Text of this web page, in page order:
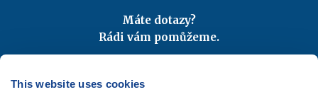
This website uses cookies
Máte dotazy?
Rádi vám pomůžeme.
Odebírejte newslettery